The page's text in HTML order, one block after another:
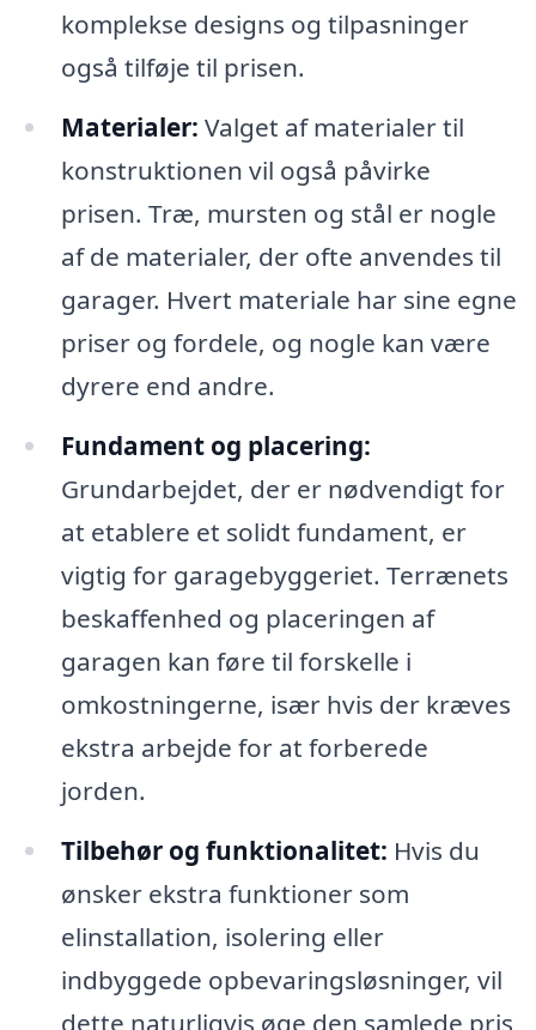
komplekse designs og tilpasninger
også tilføje til prisen.
Materialer: Valget af materialer til
konstruktionen vil også påvirke
prisen. Træ, mursten og stål er nogle
af de materialer, der ofte anvendes til
garager. Hvert materiale har sine egne
priser og fordele, og nogle kan være
dyrere end andre.
Fundament og placering:
Grundarbejdet, der er nødvendigt for
at etablere et solidt fundament, er
vigtig for garagebyggeriet. Terrænets
beskaffenhed og placeringen af
garagen kan føre til forskelle i
omkostningerne, især hvis der kræves
ekstra arbejde for at forberede
jorden.
Tilbehør og funktionalitet: Hvis du
ønsker ekstra funktioner som
elinstallation, isolering eller
indbyggede opbevaringsløsninger, vil
dette naturligvis øge den samlede pris